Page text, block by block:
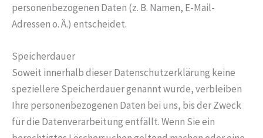
personenbezogenen Daten (z. B. Namen, E-Mail-
Adressen o. Ä.) entscheidet.
Speicherdauer
Soweit innerhalb dieser Datenschutzerklärung keine
speziellere Speicherdauer genannt wurde, verbleiben
Ihre personenbezogenen Daten bei uns, bis der Zweck
für die Datenverarbeitung entfällt. Wenn Sie ein